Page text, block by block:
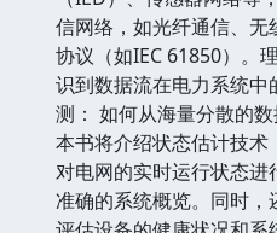
信网络，如光纤通信、
协议（如IEC 61850）。
识到数据流在电力系统
测： 如何从海量分散的
本书将介绍状态估计技术
对电网的实时运行状态
准确的系统概览。同时